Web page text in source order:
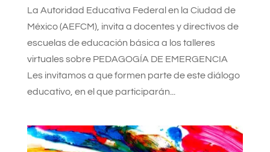
La Autoridad Educativa Federal en la Ciudad de
México (AEFCM), invita a docentes y directivos de
escuelas de educación básica a los talleres
virtuales sobre PEDAGOGÍA DE EMERGENCIA
Les invitamos a que formen parte de este diálogo
educativo, en el que participarán...